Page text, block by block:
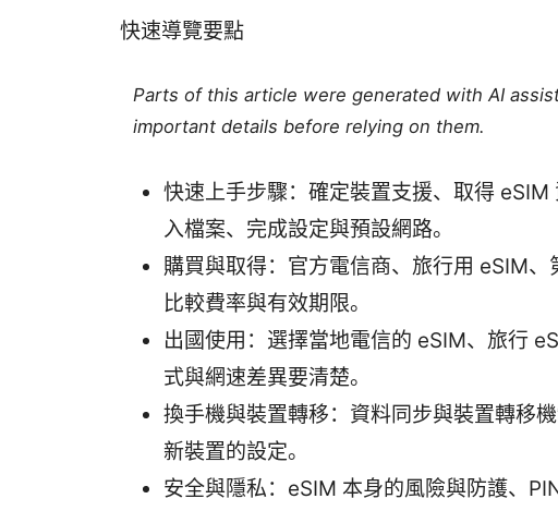
快速導覽要點
Parts of this article were generated with AI
important details before relying on them.
快速上手步驟：確定裝置支援、取得 eSIM
入檔案、完成設定與預設網路。
購買與取得：官方電信商、旅行用 eSIM
比較費率與有效期限。
出國使用：選擇當地電信的 eSIM、旅行
式與網速差異要清楚。
換手機與裝置轉移：資料同步與裝置轉移
新裝置的設定。
安全與隱私：eSIM 本身的風險與防護、